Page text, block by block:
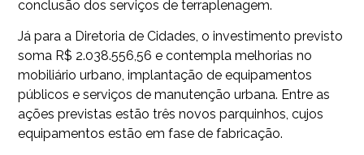
conclusão dos serviços de terraplenagem.
Já para a Diretoria de Cidades, o investimento previsto
soma R$ 2.038.556,56 e contempla melhorias no
mobiliário urbano, implantação de equipamentos
públicos e serviços de manutenção urbana. Entre as
ações previstas estão três novos parquinhos, cujos
equipamentos estão em fase de fabricação.